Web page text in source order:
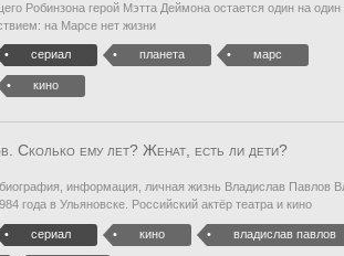
Робинзона герой Мэтта Деймона остается один на
на Марсе нет жизни
сериал планета марс
кино
Сколько ему лет? Женат, есть ли дети?
информация, личная жизнь Владислав Павлов
года в Ульяновске. Российский актёр театра и кино
сериал кино владислав павлов